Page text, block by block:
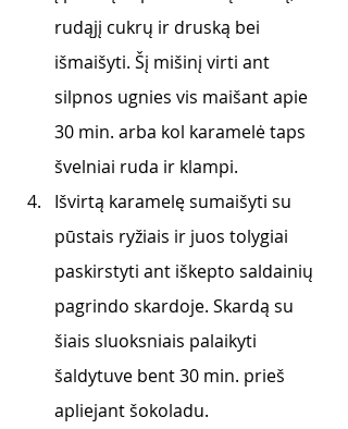
rudąjį cukrų ir druską bei
išmaišyti. Šį mišinį virti ant
silpnos ugnies vis maišant apie
30 min. arba kol karamelė taps
švelniai ruda ir klampi.
Išvirtą karamelę sumaišyti su
pūstais ryžiais ir juos tolygiai
paskirstyti ant iškepto saldainių
pagrindo skardoje. Skardą su
šiais sluoksniais palaikyti
šaldytuve bent 30 min. prieš
apliejant šokoladu.